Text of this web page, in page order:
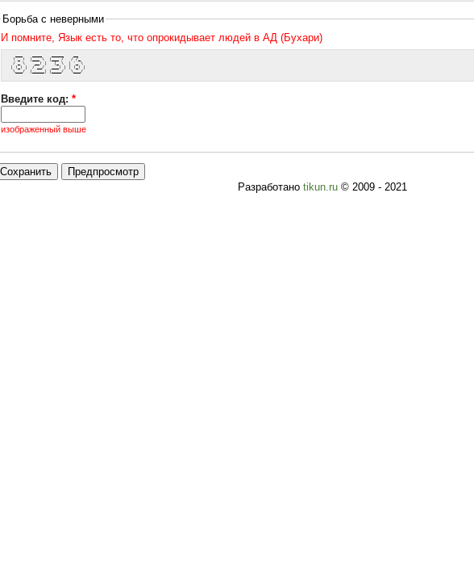
Борьба с неверными
И помните, Язык есть то, что опрокидывает людей в АД (Бухари)
  ( _ )  |___ \  |___ /   / /_
  / _ \    __) |   |_ \  | '_ \
| (_) |  / __/   ___) | | (_) |
  \___/  |_____| |____/   \___/
Введите код:*
изображенный выше
Разработано tikun.ru© 2009 - 2021